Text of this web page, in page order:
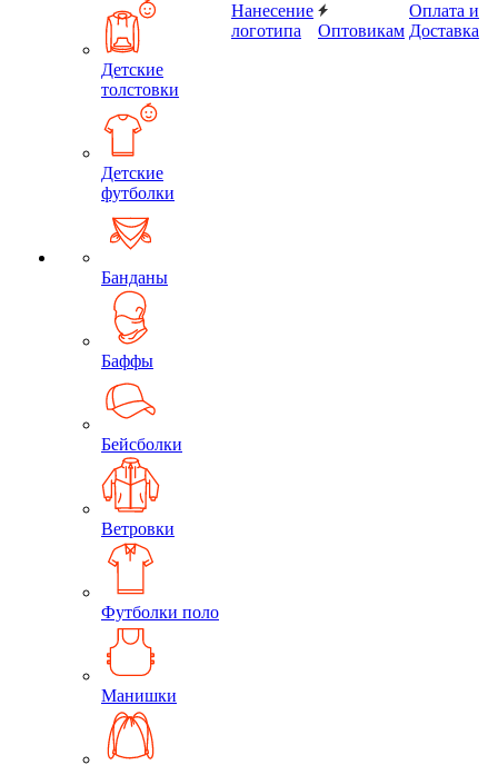
Детские
толстовки
Детские
футболки
Банданы
Баффы
Бейсболки
Ветровки
Футболки поло
Манишки
Нанесение
логотипа
Оптовикам
Оплата и
Доставка